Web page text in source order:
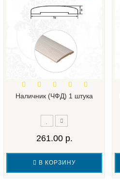
Наличник (ЧФД) 1 штука
261.00 р.
В КОРЗИНУ